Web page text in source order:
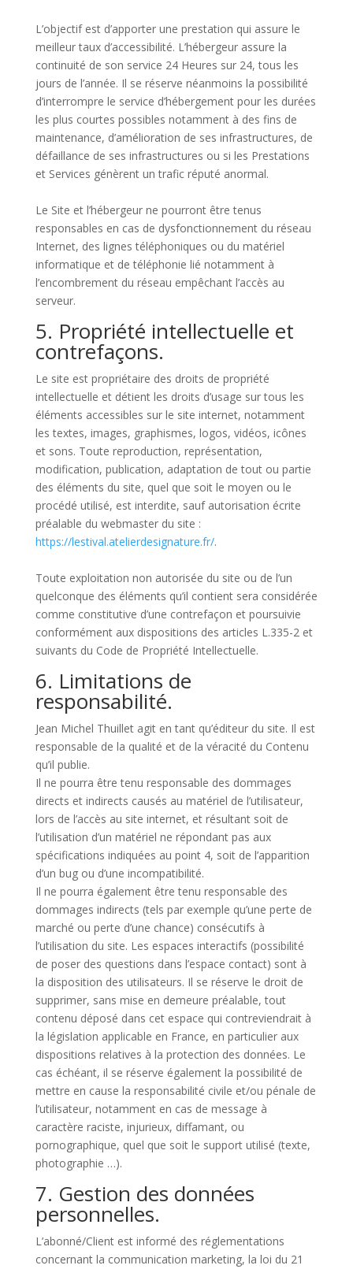
L’objectif est d’apporter une prestation qui assure le
meilleur taux d’accessibilité. L’hébergeur assure la
continuité de son service 24 Heures sur 24, tous les
jours de l’année. Il se réserve néanmoins la possibilité
d’interrompre le service d’hébergement pour les durées
les plus courtes possibles notamment à des fins de
maintenance, d’amélioration de ses infrastructures, de
défaillance de ses infrastructures ou si les Prestations
et Services génèrent un trafic réputé anormal.
Le Site et l’hébergeur ne pourront être tenus
responsables en cas de dysfonctionnement du réseau
Internet, des lignes téléphoniques ou du matériel
informatique et de téléphonie lié notamment à
l’encombrement du réseau empêchant l’accès au
serveur.
5. Propriété intellectuelle et
contrefaçons.
Le site est propriétaire des droits de propriété
intellectuelle et détient les droits d’usage sur tous les
éléments accessibles sur le site internet, notamment
les textes, images, graphismes, logos, vidéos, icônes
et sons. Toute reproduction, représentation,
modification, publication, adaptation de tout ou partie
des éléments du site, quel que soit le moyen ou le
procédé utilisé, est interdite, sauf autorisation écrite
préalable du webmaster du site :
https://lestival.atelierdesignature.fr/.
Toute exploitation non autorisée du site ou de l’un
quelconque des éléments qu’il contient sera considérée
comme constitutive d’une contrefaçon et poursuivie
conformément aux dispositions des articles L.335-2 et
suivants du Code de Propriété Intellectuelle.
6. Limitations de
responsabilité.
Jean Michel Thuillet agit en tant qu’éditeur du site. Il est
responsable de la qualité et de la véracité du Contenu
qu’il publie.
Il ne pourra être tenu responsable des dommages
directs et indirects causés au matériel de l’utilisateur,
lors de l’accès au site internet, et résultant soit de
l’utilisation d’un matériel ne répondant pas aux
spécifications indiquées au point 4, soit de l’apparition
d’un bug ou d’une incompatibilité.
Il ne pourra également être tenu responsable des
dommages indirects (tels par exemple qu’une perte de
marché ou perte d’une chance) consécutifs à
l’utilisation du site. Les espaces interactifs (possibilité
de poser des questions dans l’espace contact) sont à
la disposition des utilisateurs. Il se réserve le droit de
supprimer, sans mise en demeure préalable, tout
contenu déposé dans cet espace qui contreviendrait à
la législation applicable en France, en particulier aux
dispositions relatives à la protection des données. Le
cas échéant, il se réserve également la possibilité de
mettre en cause la responsabilité civile et/ou pénale de
l’utilisateur, notamment en cas de message à
caractère raciste, injurieux, diffamant, ou
pornographique, quel que soit le support utilisé (texte,
photographie …).
7. Gestion des données
personnelles.
L’abonné/Client est informé des réglementations
concernant la communication marketing, la loi du 21